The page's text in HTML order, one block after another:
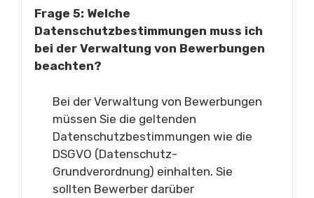
Frage 5: Welche
Datenschutzbestimmungen muss ich
bei der Verwaltung von Bewerbungen
beachten?
Bei der Verwaltung von Bewerbungen
müssen Sie die geltenden
Datenschutzbestimmungen wie die
DSGVO (Datenschutz-
Grundverordnung) einhalten. Sie
sollten Bewerber darüber